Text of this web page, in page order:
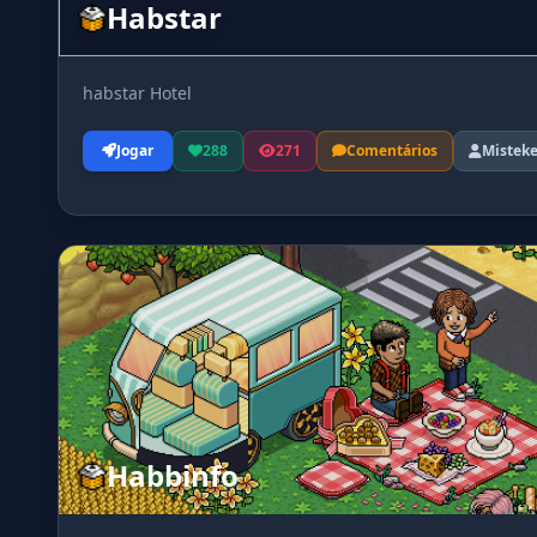
Habstar
habstar Hotel
Jogar 288 271 Comentários
Habbinfo